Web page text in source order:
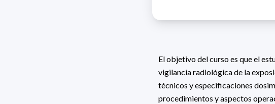
El objetivo del curso es que el
vigilancia radiológica de la
técnicos y especificaciones
procedimientos y aspectos